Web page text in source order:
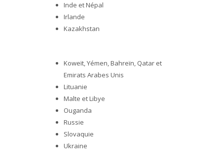
Inde et Népal
Irlande
Kazakhstan
Koweït, Yémen, Bahreïn, Qatar et
Emirats Arabes Unis
Lituanie
Malte et Libye
Ouganda
Russie
Slovaquie
Ukraine